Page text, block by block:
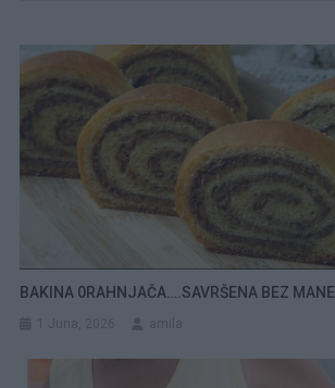
BAKINA 0RAHNJAČA….SAVRŠENA BEZ MANE